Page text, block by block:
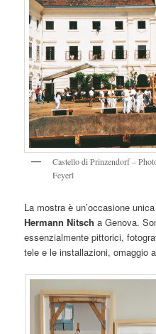
Castello di Prinzendorf –
Feyerl
La mostra è un’occasione
Hermann Nitsch a Genova.
essenzialmente pittorici,
tele e le installazioni, omaggio